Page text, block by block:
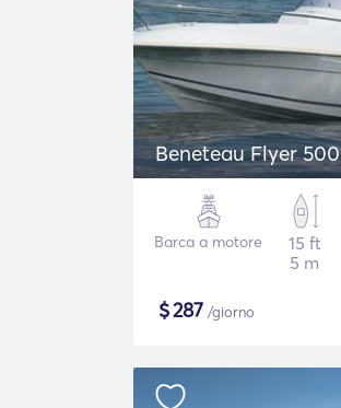
Beneteau Flyer
Barca a motore
15 ft
5 m
$287 /giorno